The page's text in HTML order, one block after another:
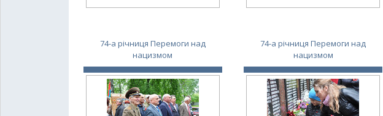
74-а річниця Перемоги над
нацизмом
74-а річниця Перемоги над
нацизмом